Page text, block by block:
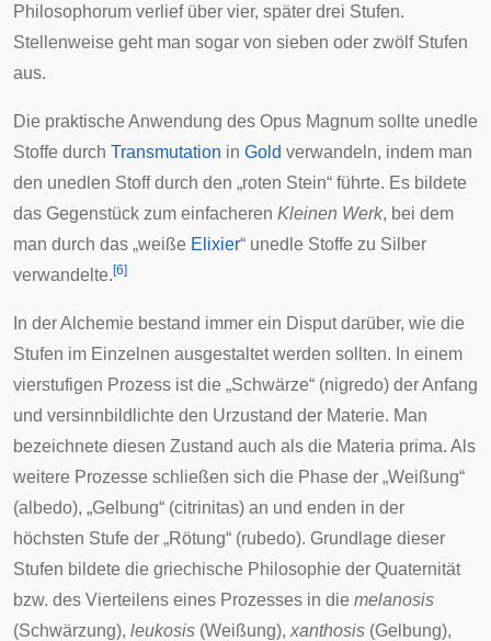
Philosophorum verlief über vier, später drei Stufen.
Stellenweise geht man sogar von sieben oder zwölf Stufen
aus.
Die praktische Anwendung des Opus Magnum sollte unedle
Stoffe durch Transmutation in Gold verwandeln, indem man
den unedlen Stoff durch den „roten Stein“ führte. Es bildete
das Gegenstück zum einfacheren Kleinen Werk, bei dem
man durch das „weiße Elixier“ unedle Stoffe zu Silber
verwandelte. [6]
In der Alchemie bestand immer ein Disput darüber, wie die
Stufen im Einzelnen ausgestaltet werden sollten. In einem
vierstufigen Prozess ist die „Schwärze“ (nigredo) der Anfang
und versinnbildlichte den Urzustand der Materie. Man
bezeichnete diesen Zustand auch als die Materia prima. Als
weitere Prozesse schließen sich die Phase der „Weißung“
(albedo), „Gelbung“ (citrinitas) an und enden in der
höchsten Stufe der „Rötung“ (rubedo). Grundlage dieser
Stufen bildete die griechische Philosophie der Quaternität
bzw. des Vierteilens eines Prozesses in die melanosis
(Schwärzung), leukosis (Weißung), xanthosis (Gelbung),